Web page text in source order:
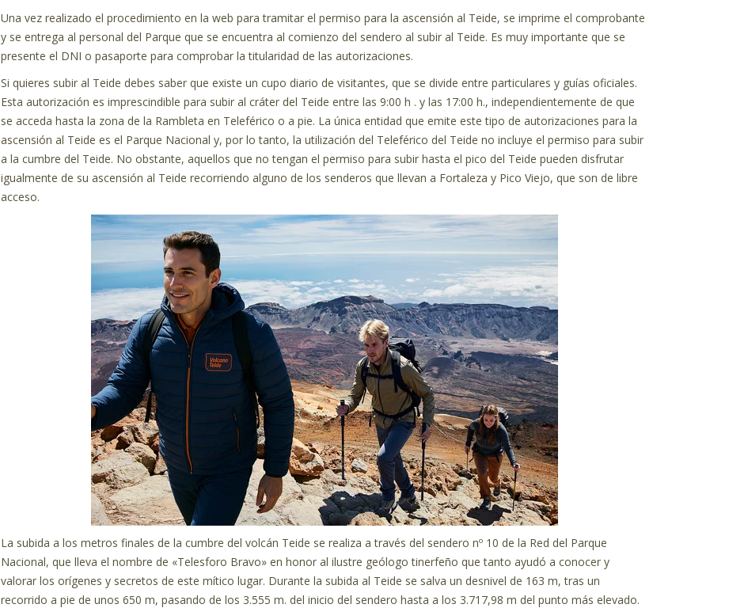
Una vez realizado el procedimiento en la web para tramitar el permiso para la ascensión al Teide, se imprime el comprobante
y se entrega al personal del Parque que se encuentra al comienzo del sendero al subir al Teide. Es muy importante que se
presente el DNI o pasaporte para comprobar la titularidad de las autorizaciones.
Si quieres subir al Teide debes saber que existe un cupo diario de visitantes, que se divide entre particulares y guías oficiales.
Esta autorización es imprescindible para subir al cráter del Teide entre las 9:00 h . y las 17:00 h., independientemente de que
se acceda hasta la zona de la Rambleta en Teleférico o a pie. La única entidad que emite este tipo de autorizaciones para la
ascensión al Teide es el Parque Nacional y, por lo tanto, la utilización del Teleférico del Teide no incluye el permiso para subir
a la cumbre del Teide. No obstante, aquellos que no tengan el permiso para subir hasta el pico del Teide pueden disfrutar
igualmente de su ascensión al Teide recorriendo alguno de los senderos que llevan a Fortaleza y Pico Viejo, que son de libre
acceso.
La subida a los metros finales de la cumbre del volcán Teide se realiza a través del sendero nº 10 de la Red del Parque
Nacional, que lleva el nombre de «Telesforo Bravo» en honor al ilustre geólogo tinerfeño que tanto ayudó a conocer y
valorar los orígenes y secretos de este mítico lugar. Durante la subida al Teide se salva un desnivel de 163 m, tras un
recorrido a pie de unos 650 m, pasando de los 3.555 m. del inicio del sendero hasta a los 3.717,98 m del punto más elevado.